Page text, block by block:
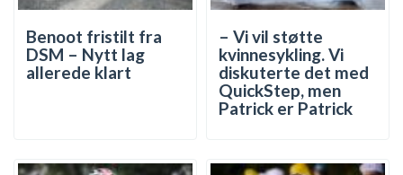
Benoot fristilt fra
DSM – Nytt lag
allerede klart
– Vi vil støtte
kvinnesykling. Vi
diskuterte det med
QuickStep, men
Patrick er Patrick